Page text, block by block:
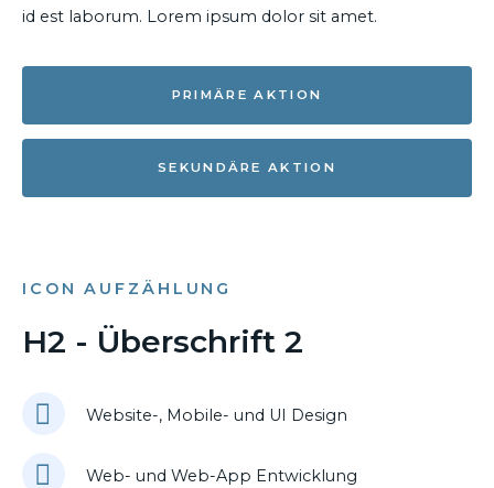
id est laborum. Lorem ipsum dolor sit amet.
PRIMÄRE AKTION
SEKUNDÄRE AKTION
ICON AUFZÄHLUNG
H2 - Überschrift 2
Website-, Mobile- und UI Design
Web- und Web-App Entwicklung